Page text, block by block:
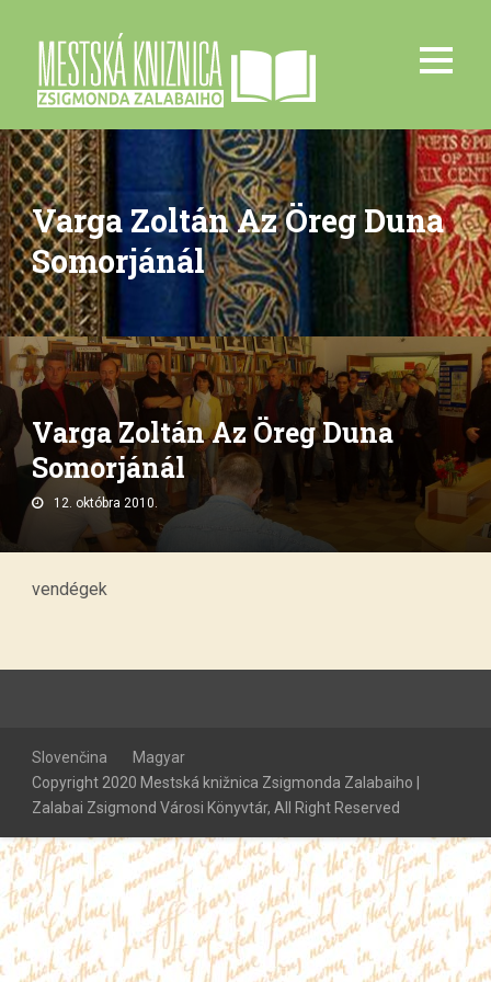
Varga Zoltán Az Öreg Duna
Somorjánál
Varga Zoltán Az Öreg Duna
Somorjánál
12. októbra 2010.
vendégek
Slovenčina
Magyar
Copyright 2020 Mestská knižnica Zsigmonda Zalabaiho |
Zalabai Zsigmond Városi Könyvtár, All Right Reserved